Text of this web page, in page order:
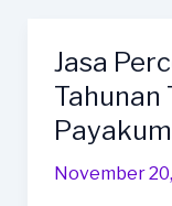
Jasa
Tahunan
November
Jasa
Percetakan
Agenda
Tahunan
Terdekat